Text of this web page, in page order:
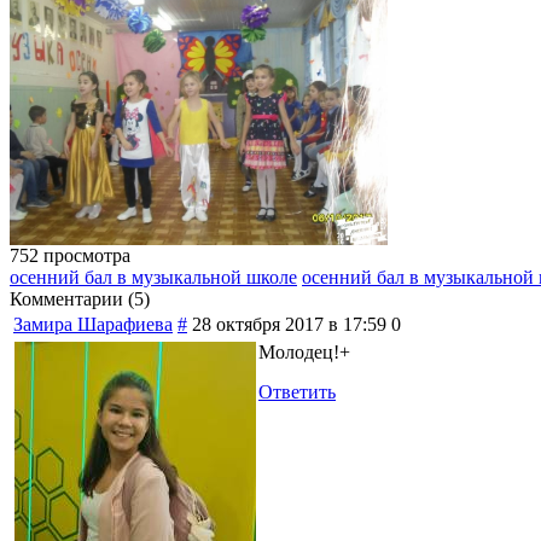
752 просмотра
осенний бал в музыкальной школе осенний бал в музыкальной
Комментарии (5)
Замира Шарафиева # 28 октября 2017 в 17:59 0
Молодец!+
Ответить